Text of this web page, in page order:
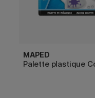
MAPED
Palette plastique